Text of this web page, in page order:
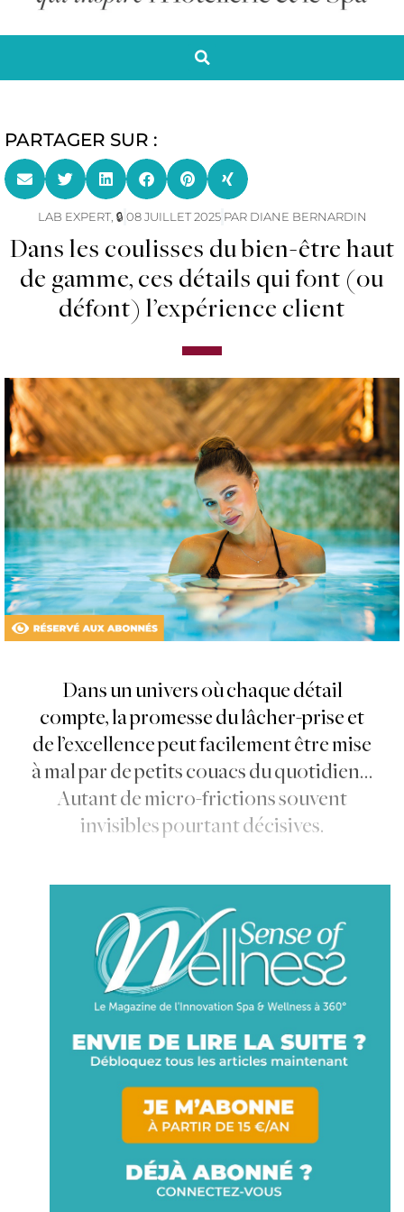
PARTAGER SUR :
LAB EXPERT, 🔒 08 JUILLET 2025 PARDIANE BERNARDIN
Dans les coulisses du bien-être haut
de gamme, ces détails qui font (ou
défont) l’expérience client
Dans un univers où chaque détail
compte, la promesse du lâcher-prise et
de l’excellence peut facilement être mise
à mal par de petits couacs du quotidien…
Autant de micro-frictions souvent
invisibles pourtant décisives.